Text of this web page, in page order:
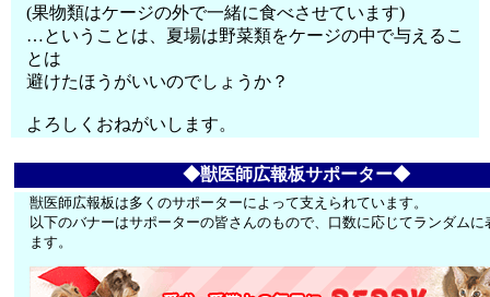
(果物類はケージの外で一緒に食べさせています)
…ということは、夏場は野菜類をケージの中で与えるこ
とは
避けたほうがいいのでしょうか？
よろしくおねがいします。
◆獣医師広報板サポーター◆
獣医師広報板は多くのサポーターによって支えられています。
以下のバナーはサポーターの皆さんのもので、口数に応じてランダムに
ます。